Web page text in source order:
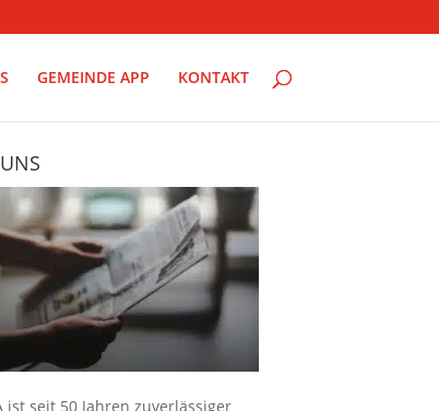
GEMEINDE APP KONTAKT
ist seit 50 Jahren zuverlässiger